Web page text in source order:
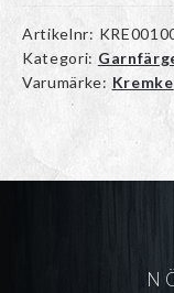
Artikelnr:
Kategori:
Varumärke: Kremke